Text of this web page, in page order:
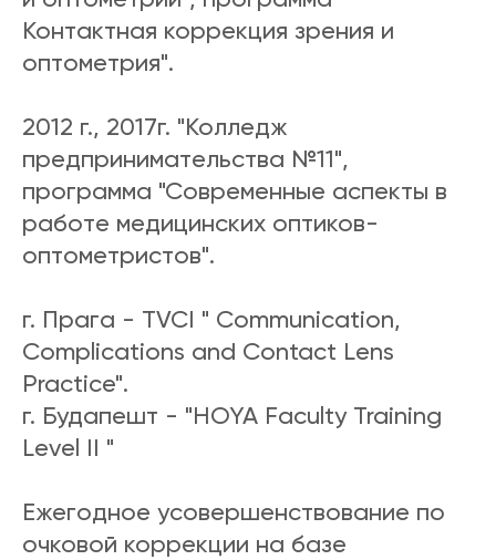
Контактная коррекция зрения и
оптометрия".
2012 г., 2017г. "Колледж
предпринимательства №11",
программа "Современные аспекты в
работе медицинских оптиков-
оптометристов".
г. Прага - TVCI " Communication,
Complications and Contact Lens
Practice".
г. Будапешт - "HOYA Faculty Training
Level II "
Ежегодное усовершенствование по
очковой коррекции на базе